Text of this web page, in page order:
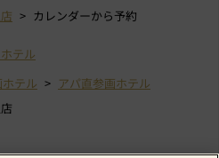
カレンダーから予約
テル
テル
アパ直参画ホテル